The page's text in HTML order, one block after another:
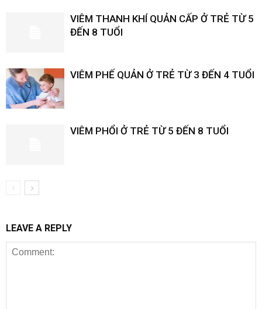
VIÊM THANH KHÍ QUẢN CẤP Ở TRẺ TỪ 5
ĐẾN 8 TUỔI
VIÊM PHẾ QUẢN Ở TRẺ TỪ 3 ĐẾN 4 TUỔI
VIÊM PHỔI Ở TRẺ TỪ 5 ĐẾN 8 TUỔI
LEAVE A REPLY